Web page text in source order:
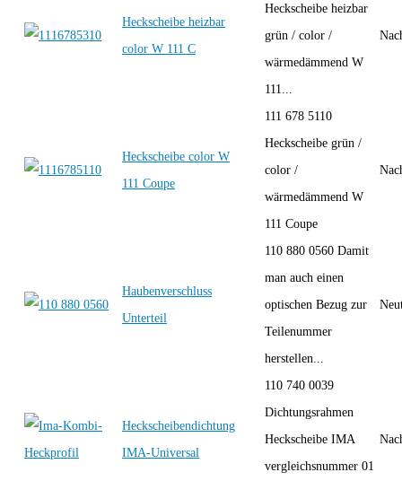
Heckscheibe heizbar
color W 111 C
Heckscheibe heizbar
grün / color /
wärmedämmend W
111...
Heckscheibe color W
111 Coupe
111 678 5110
Heckscheibe grün /
color /
wärmedämmend W
111 Coupe
Haubenverschluss
Unterteil
110 880 0560 Damit
man auch einen
optischen Bezug zur
Teilenummer
herstellen...
Heckscheibendichtung
IMA-Universal
110 740 0039
Dichtungsrahmen
Heckscheibe IMA
vergleichsnummer 01